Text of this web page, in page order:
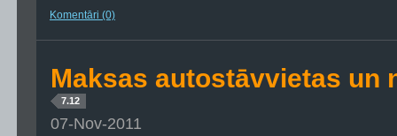
Komentāri (0)
Maksas autostāvvietas un
7.12
07-Nov-2011